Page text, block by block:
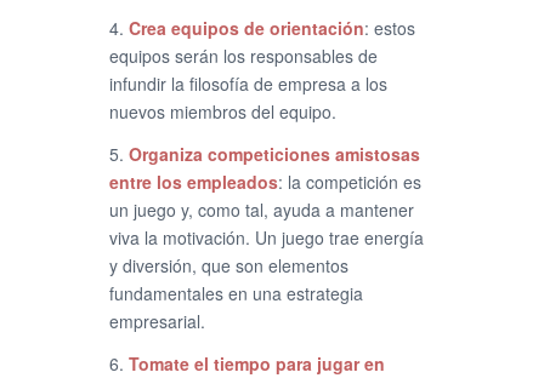
4. Crea equipos de orientación: estos
equipos serán los responsables de
infundir la filosofía de empresa a los
nuevos miembros del equipo.
5. Organiza competiciones amistosas
entre los empleados: la competición es
un juego y, como tal, ayuda a mantener
viva la motivación. Un juego trae energía
y diversión, que son elementos
fundamentales en una estrategia
empresarial.
6. Tomate el tiempo para jugar en